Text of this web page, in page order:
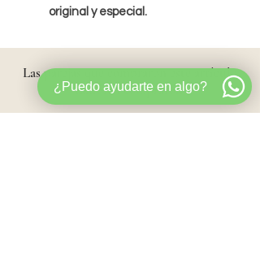
original y especial.
Las parejasque compraron este artículo
también compraron:
¿Puedo ayudarte en algo?